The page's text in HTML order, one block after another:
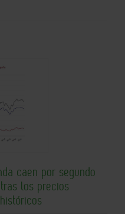
caen por segundo
los precios